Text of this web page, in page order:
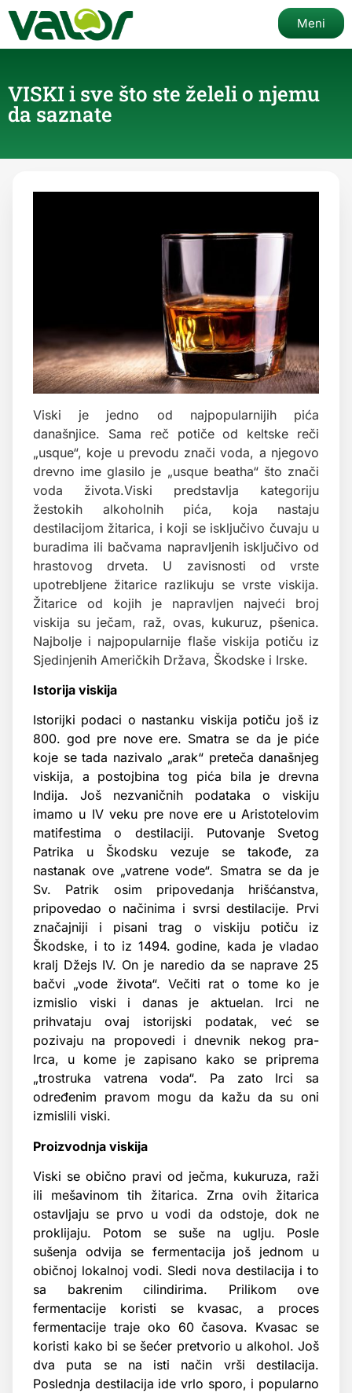
Meni
VISKI i sve što ste želeli o njemu
da saznate
Viski je jedno od najpopularnijih pića
današnjice. Sama reč potiče od keltske reči
„usque“, koje u prevodu znači voda, a njegovo
drevno ime glasilo je „usque beatha“ što znači
voda života.Viski predstavlja kategoriju
žestokih alkoholnih pića, koja nastaju
destilacijom žitarica, i koji se isključivo čuvaju u
buradima ili bačvama napravljenih isključivo od
hrastovog drveta. U zavisnosti od vrste
upotrebljene žitarice razlikuju se vrste viskija.
Žitarice od kojih je napravljen najveći broj
viskija su ječam, raž, ovas, kukuruz, pšenica.
Najbolje i najpopularnije flaše viskija potiču iz
Sjedinjenih Američkih Država, Škodske i Irske.
Istorija viskija
Istorijki podaci o nastanku viskija potiču još iz
800. god pre nove ere. Smatra se da je piće
koje se tada nazivalo „arak“ preteča današnjeg
viskija, a postojbina tog pića bila je drevna
Indija. Još nezvaničnih podataka o viskiju
imamo u IV veku pre nove ere u Aristotelovim
matifestima o destilaciji. Putovanje Svetog
Patrika u Škodsku vezuje se takođe, za
nastanak ove „vatrene vode“. Smatra se da je
Sv. Patrik osim pripovedanja hrišćanstva,
pripovedao o načinima i svrsi destilacije. Prvi
značajniji i pisani trag o viskiju potiču iz
Škodske, i to iz 1494. godine, kada je vladao
kralj Džejs IV. On je naredio da se naprave 25
bačvi „vode života“. Večiti rat o tome ko je
izmislio viski i danas je aktuelan. Irci ne
prihvataju ovaj istorijski podatak, već se
pozivaju na propovedi i dnevnik nekog pra-
Irca, u kome je zapisano kako se priprema
„trostruka vatrena voda“. Pa zato Irci sa
određenim pravom mogu da kažu da su oni
izmislili viski.
Proizvodnja viskija
Viski se obično pravi od ječma, kukuruza, raži
ili mešavinom tih žitarica. Zrna ovih žitarica
ostavljaju se prvo u vodi da odstoje, dok ne
proklijaju. Potom se suše na uglju. Posle
sušenja odvija se fermentacija još jednom u
običnoj lokalnoj vodi. Sledi nova destilacija i to
sa bakrenim cilindirima. Prilikom ove
fermentacije koristi se kvasac, a proces
fermentacije traje oko 60 časova. Kvasac se
koristi kako bi se šećer pretvorio u alkohol. Još
dva puta se na isti način vrši destilacija.
Poslednja destilacija ide vrlo sporo, i popularno